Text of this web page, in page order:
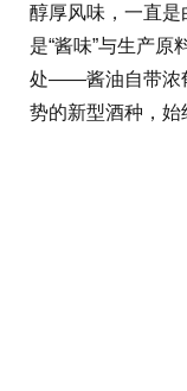
醇厚风味，一直是
是“酱味”与生产
处——酱油自带浓
势的新型酒种，始